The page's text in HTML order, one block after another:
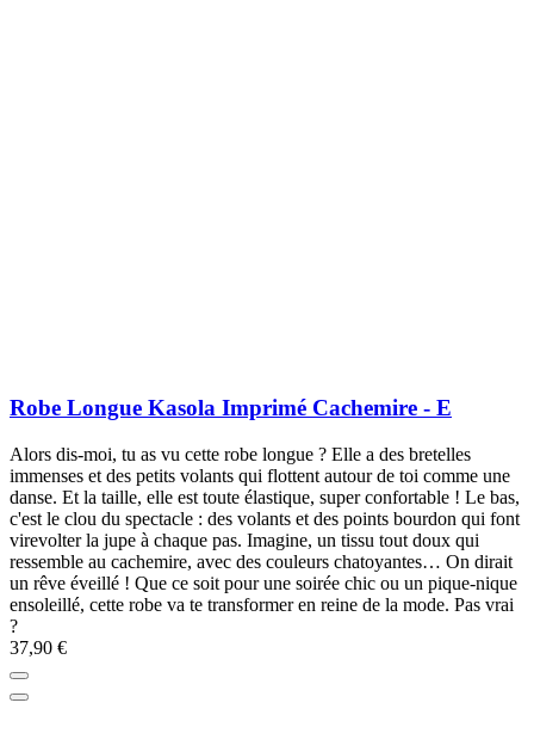
Robe Longue Kasola Imprimé Cachemire - E
Alors dis-moi, tu as vu cette robe longue ? Elle a des bretelles
immenses et des petits volants qui flottent autour de toi comme une
danse. Et la taille, elle est toute élastique, super confortable ! Le bas,
c'est le clou du spectacle : des volants et des points bourdon qui font
virevolter la jupe à chaque pas. Imagine, un tissu tout doux qui
ressemble au cachemire, avec des couleurs chatoyantes… On dirait
un rêve éveillé ! Que ce soit pour une soirée chic ou un pique-nique
ensoleillé, cette robe va te transformer en reine de la mode. Pas vrai
?
37,90 €